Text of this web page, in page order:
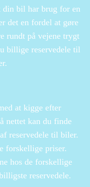
din bil har brug for en
det en fordel at gøre
rundt på vejene trygt
billige reservedele til
at kigge efter
nettet kan du finde
reservedele til biler.
forskellige priser.
hos de forskellige
reservedele.